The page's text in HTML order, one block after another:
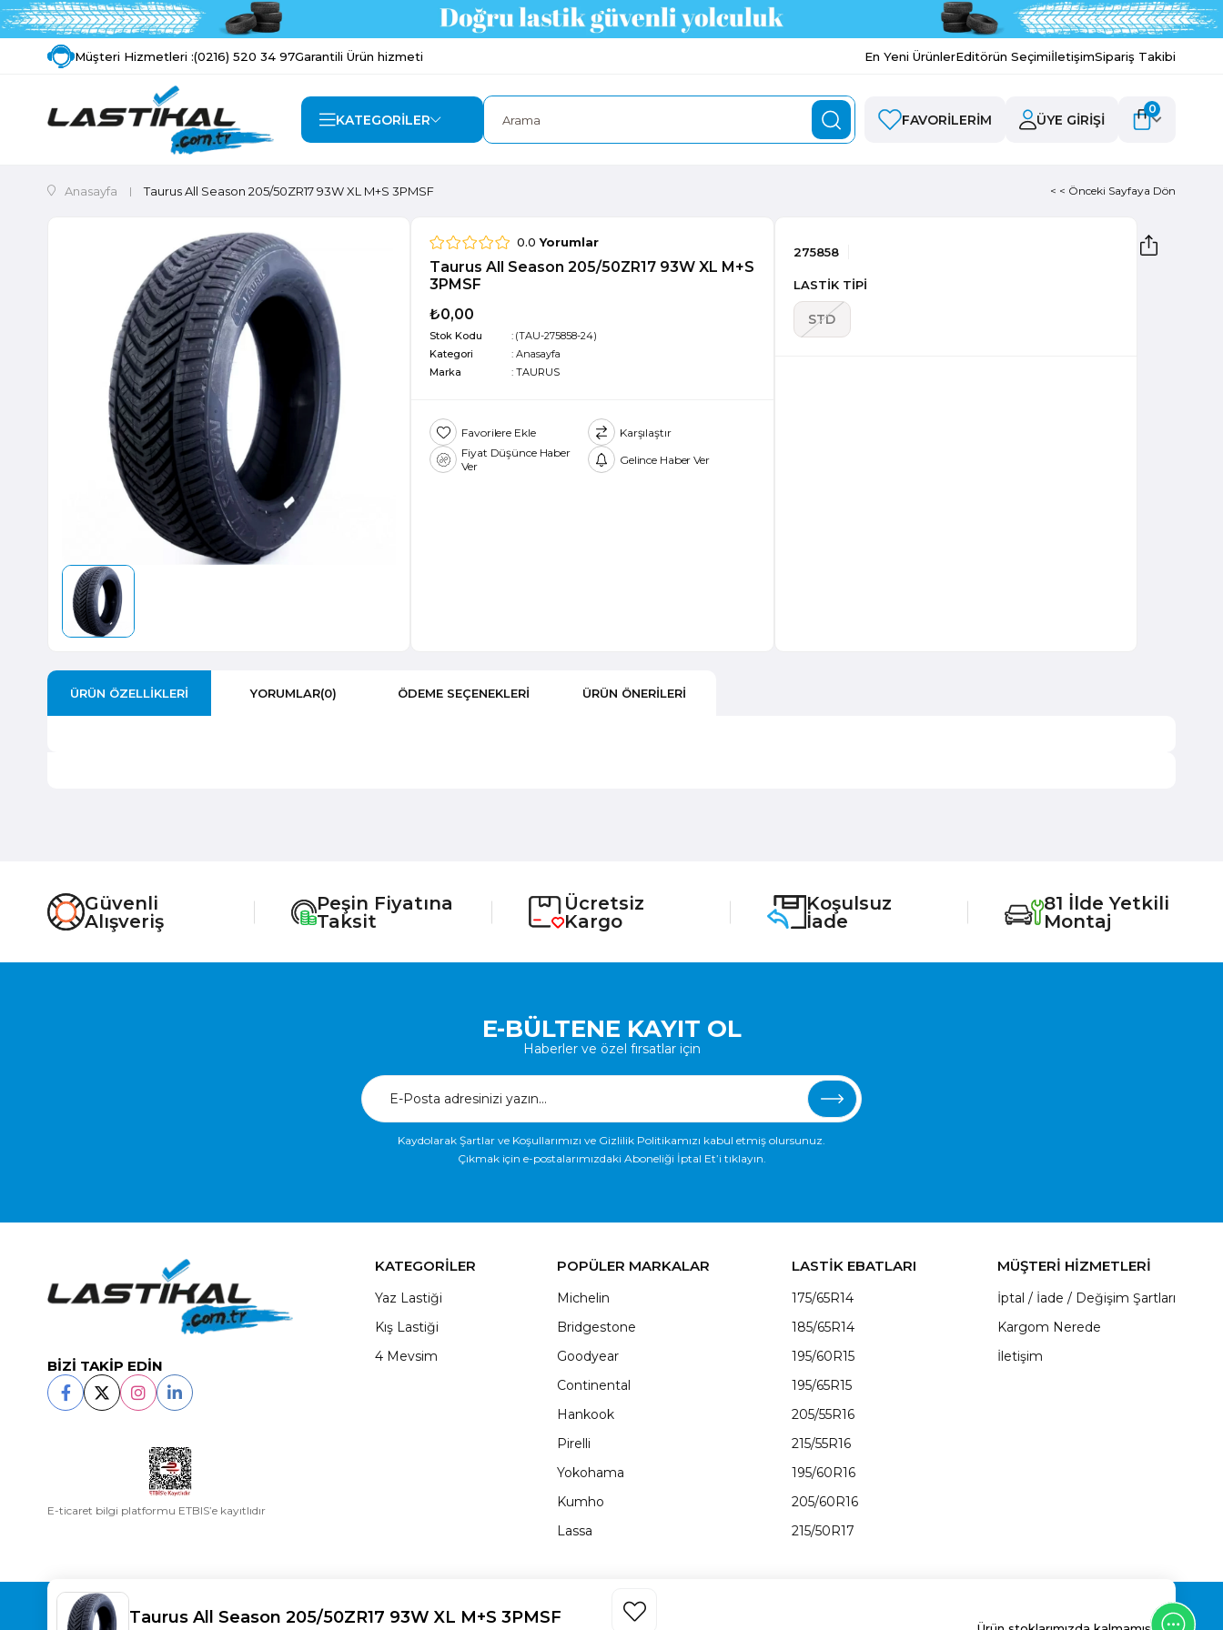
Müşteri Hizmetleri :(0216) 520 34 97Garantili Ürün hizmeti En Yeni ÜrünlerEditörün SeçimiİletişimSipariş Takibi
KATEGORİLER FAVORILERIM ÜYE GIRIŞI
0
Anasayfa Taurus All Season 205/50ZR17 93W XL M+S 3PMSF < < Önceki Sayfaya Dön
0.0 Yorumlar
Taurus All Season 205/50ZR17 93W XL M+S
3PMSF
₺0,00
Stok Kodu
(TAU-275858-24)
Kategori
:Anasayfa
Marka
: TAURUS
Favorilere Ekle
Karşılaştır
Fiyat Düşünce Haber
Ver
Gelince Haber Ver
275858
LASTİK TİPİ
STD
ÜRÜN ÖZELLIKLERI YORUMLAR(0) ÖDEME SEÇENEKLERI ÜRÜN ÖNERILERI
Güvenli
Alışveriş
Peşin Fiyatına
Taksit
Ücretsiz
Kargo
Koşulsuz
İade
81 İlde Yetkili
Montaj
E-BÜLTENE KAYIT OL
Haberler ve özel fırsatlar için
Kaydolarak Şartlar ve Koşullarımızı ve Gizlilik Politikamızı kabul etmiş olursunuz.
Çıkmak için e-postalarımızdaki Aboneliği İptal Et’i tıklayın.
BİZİ TAKİP EDİN
E-ticaret bilgi platformu ETBIS’e kayıtlıdır
KATEGORİLER
Yaz Lastiği
Kış Lastiği
4 Mevsim
POPÜLER MARKALAR
Michelin
Bridgestone
Goodyear
Continental
Hankook
Pirelli
Yokohama
Kumho
Lassa
LASTİK EBATLARI
175/65R14
185/65R14
195/60R15
195/65R15
205/55R16
215/55R16
195/60R16
205/60R16
215/50R17
MÜŞTERİ HİZMETLERİ
İptal / İade / Değişim Şartları
Kargom Nerede
İletişim
Copyright© 2025 LASTİKAL All rights reserved.
Taurus All Season 205/50ZR17 93W XL M+S 3PMSF